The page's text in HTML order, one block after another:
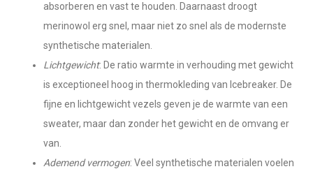
absorberen en vast te houden. Daarnaast droogt
merinowol erg snel, maar niet zo snel als de modernste
synthetische materialen.
Lichtgewicht: De ratio warmte in verhouding met gewicht
is exceptioneel hoog in thermokleding van Icebreaker. De
fijne en lichtgewicht vezels geven je de warmte van een
sweater, maar dan zonder het gewicht en de omvang er
van.
Ademend vermogen: Veel synthetische materialen voelen